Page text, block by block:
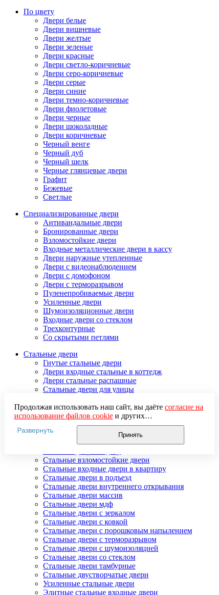
По цвету
Двери белые
Двери вишневые
Двери желтые
Двери зеленые
Двери красные
Двери светло-коричневые
Двери серо-коричневые
Двери серые
Двери синие
Двери темно-коричневые
Двери фиолетовые
Двери черные
Двери шоколадные
Двери коричневые
Черный венге
Черный дуб
Черный шелк
Черные глянцевые двери
Графит
Бежевые
Светлые
Специализированные двери
Антивандальные двери
Бронированные двери
Взломостойкие двери
Входные металлические двери в кассу
Двери наружные утепленные
Двери с видеонаблюдением
Двери с домофоном
Двери с терморазрывом
Пуленепробиваемые двери
Усиленные двери
Шумоизоляционные двери
Входные двери со стеклом
Трехконтурные
Со скрытыми петлями
Стальные двери
Гнутые стальные двери
Двери входные стальные в коттедж
Двери стальные распашные
Стальные двери для улицы
Дверь стальная двупольная
Наружные стальные двери
Недорогие стальные двери
Распродажа стальных дверей
Стальная дверь в дом
Стальные взломостойкие двери
Стальные входные двери в квартиру
Стальные двери в подъезд
Стальные двери внутреннего открывания
Стальные двери массив
Стальные двери мдф
Стальные двери с зеркалом
Стальные двери с ковкой
Стальные двери с порошковым напылением
Стальные двери с терморазрывом
Стальные двери с шумоизоляцией
Стальные двери со стеклом
Стальные двери тамбурные
Стальные двустворчатые двери
Усиленные стальные двери
Элитные стальные входные двери
Продолжая использовать наш сайт, вы даёте согласие на
использование файлов cookieи других
пользовательских данных (включая IP-адрес, сведения о
местоположении, устройстве, действиях на сайте и т. п.)
для функционирования сайта, проведения
использования систем аналитики (например,
Яндекс.Метрика), в соответствии с нашейПолитикой
обработки персональных данных.
Если вы не хотите, чтобы ваши данные обрабатывались,
настройте ограничения в браузере или покиньте сайт.
Развернуть
Принять